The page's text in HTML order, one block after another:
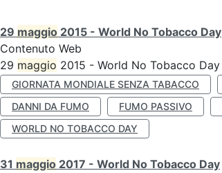
29 maggio 2015 - World No Tobacco Day
Contenuto Web
29 maggio 2015 - World No Tobacco Day
GIORNATA MONDIALE SENZA TABACCO
DANNI DA FUMO
FUMO PASSIVO
WORLD NO TOBACCO DAY
31 maggio 2017 - World No Tobacco Day